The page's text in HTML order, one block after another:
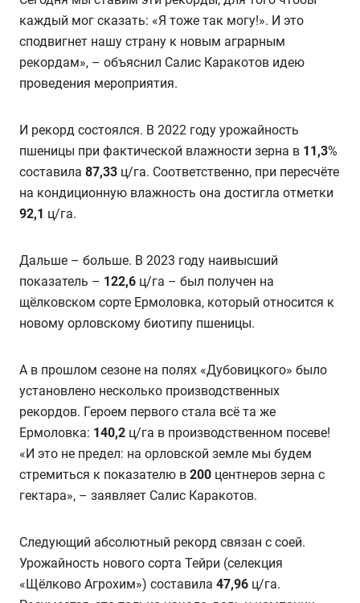
каждый мог сказать: «Я тоже так могу!». И это
сподвигнет нашу страну к новым аграрным
рекордам», – объяснил Салис Каракотов идею
проведения мероприятия.
И рекорд состоялся. В 2022 году урожайность
пшеницы при фактической влажности зерна в 11,3%
составила 87,33 ц/га. Соответственно, при пересчёте
на кондиционную влажность она достигла отметки
92,1 ц/га.
Дальше – больше. В 2023 году наивысший
показатель – 122,6 ц/га – был получен на
щёлковском сорте Ермоловка, который относится к
новому орловскому биотипу пшеницы.
А в прошлом сезоне на полях «Дубовицкого» было
установлено несколько производственных
рекордов. Героем первого стала всё та же
Ермоловка: 140,2 ц/га в производственном посеве!
«И это не предел: на орловской земле мы будем
стремиться к показателю в 200 центнеров зерна с
гектара», – заявляет Салис Каракотов.
Следующий абсолютный рекорд связан с соей.
Урожайность нового сорта Тейри (селекция
«Щёлково Агрохим») составила 47,96 ц/га.